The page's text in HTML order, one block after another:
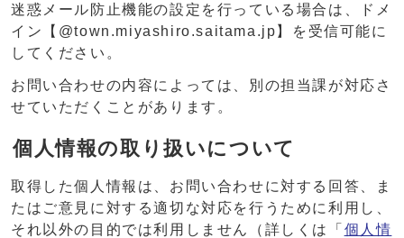
迷惑メール防止機能の設定を行っている場合は、ドメ
イン【@town.miyashiro.saitama.jp】を受信可能に
してください。
お問い合わせの内容によっては、別の担当課が対応さ
せていただくことがあります。
個人情報の取り扱いについて
取得した個人情報は、お問い合わせに対する回答、ま
たはご意見に対する適切な対応を行うために利用し、
それ以外の目的では利用しません（詳しくは「 個人情